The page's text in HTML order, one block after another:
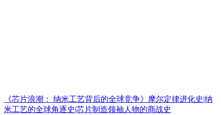
《芯片浪潮： 纳米工艺背后的全球竞争》摩尔定律进化史|纳
米工艺的全球角逐史|芯片制造领袖人物的商战史